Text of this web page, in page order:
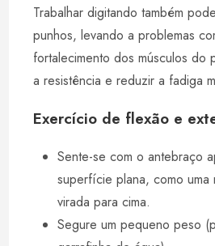
Trabalhar digitando também
punhos, levando a problemas
fortalecimento dos músculos do
a resistência e reduzir a fadiga
Exercício de flexão e
Sente-se com o antebraço
superfície plana, como uma
virada para cima.
Segure um pequeno peso